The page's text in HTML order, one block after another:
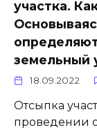
участка.
земельный
18.09.2022
Отсыпка
проведении